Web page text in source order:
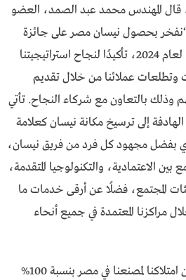
قال المهندس محمد عبد الصمد، العضو
بحصول نيسان مصر على جائزة
أكثر العلامات التجارية مبيعًا لعام 2024، تأكيدًا لنجاح استراتيجيتنا
وتطلعات عملائنا من خلال تقديم
وذلك بالتعاون مع شركاء النجاح. تأتي
الهادفة إلى ترسيخ مكانة نيسان كعلامة
بفضل مجهود كل فرد من فريق نيسان،
الاعتمادية، والتكنولوجيا المتقدمة،
المجتمع، فضلًا عن أرقى خدمات ما
مراكزنا المعتمدة في جميع أنحاء
أضاف عبد الصمد: “نؤمن بأن امتلاكنا لمصنعنا في مصر بنسبة 100%